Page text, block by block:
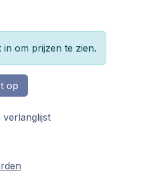
in om prijzen te zien.
op
verlanglijst